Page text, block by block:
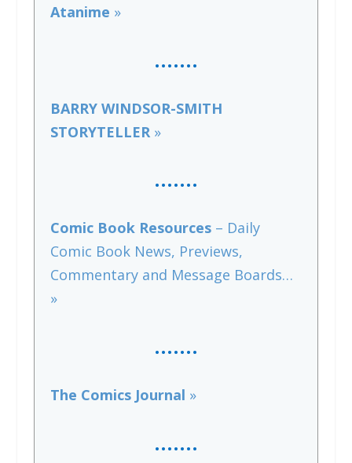
Atanime »
…….
BARRY WINDSOR-SMITH
STORYTELLER »
…….
Comic Book Resources – Daily
Comic Book News, Previews,
Commentary and Message Boards…
»
…….
The Comics Journal »
…….